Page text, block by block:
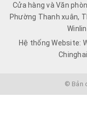
Cửa hàng và Văn
Phường Thanh xuân,
Hệ thống Website:
© Bản